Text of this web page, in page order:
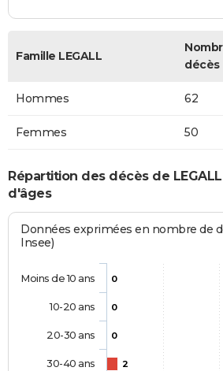
Famille LEGALL
décès
Hommes 62
Femmes 50
Répartition des décès de
d'âges
Données exprimées en nombre de
Insee)
0
0
0
2
Moins de 10 ans
10-20 ans
20-30 ans
30-40 ans